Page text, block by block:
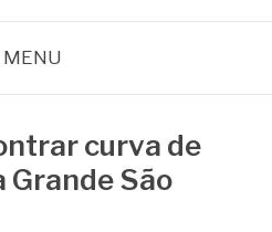
MENU
curva de
Grande São